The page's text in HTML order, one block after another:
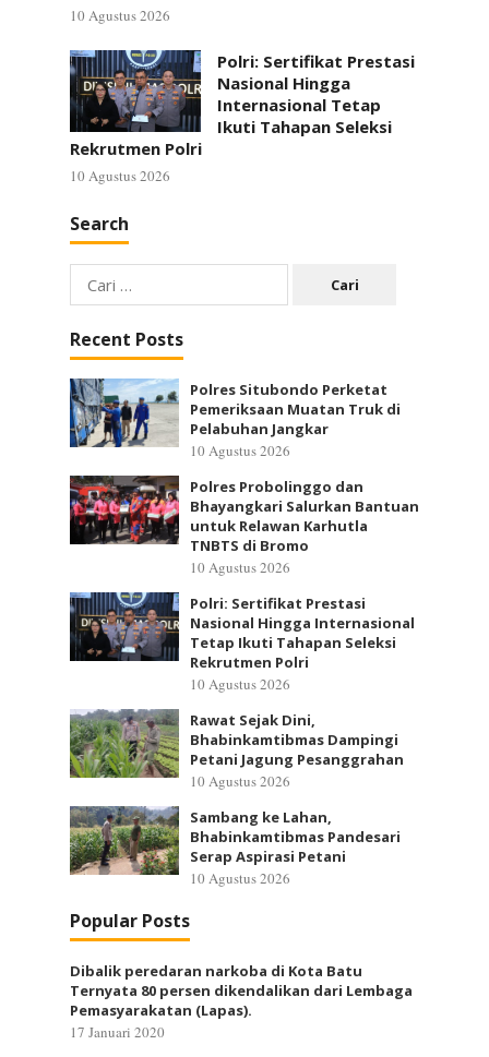
10 Agustus 2026
Polri: Sertifikat Prestasi
Nasional Hingga
Internasional Tetap
Ikuti Tahapan Seleksi
Rekrutmen Polri
10 Agustus 2026
Search
Cari
untuk:
Recent Posts
Polres Situbondo Perketat
Pemeriksaan Muatan Truk di
Pelabuhan Jangkar
10 Agustus 2026
Polres Probolinggo dan
Bhayangkari Salurkan Bantuan
untuk Relawan Karhutla
TNBTS di Bromo
10 Agustus 2026
Polri: Sertifikat Prestasi
Nasional Hingga Internasional
Tetap Ikuti Tahapan Seleksi
Rekrutmen Polri
10 Agustus 2026
Rawat Sejak Dini,
Bhabinkamtibmas Dampingi
Petani Jagung Pesanggrahan
10 Agustus 2026
Sambang ke Lahan,
Bhabinkamtibmas Pandesari
Serap Aspirasi Petani
10 Agustus 2026
Popular Posts
Dibalik peredaran narkoba di Kota Batu
Ternyata 80 persen dikendalikan dari Lembaga
Pemasyarakatan (Lapas).
17 Januari 2020